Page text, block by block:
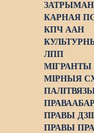
КАРНАЯ
КПЧ ААН
ЛПП
МІГРАНТЫ
МІРНЫЯ
ПРАВЫ
ПРАВЫ